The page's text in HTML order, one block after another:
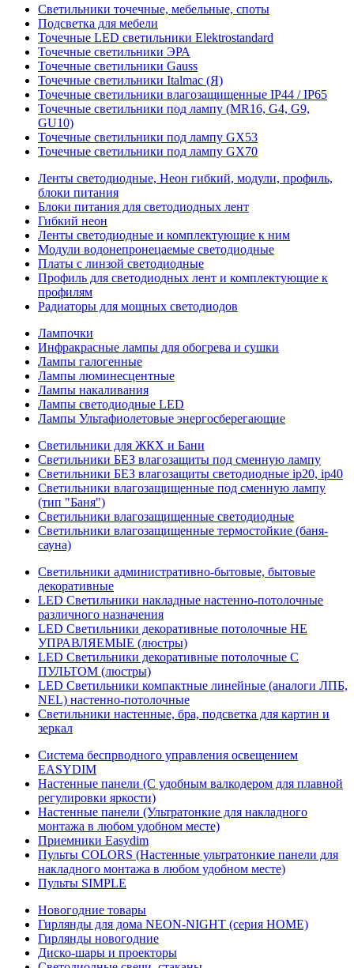
Светильники точечные, мебельные, споты
Подсветка для мебели
Точечные LED светильники Elektrostandard
Точечные светильники ЭРА
Точечные светильники Gauss
Точечные светильники Italmac (Я)
Точечные светильники влагозащищенные IP44 / IP65
Точечные светильники под лампу (MR16, G4, G9,
GU10)
Точечные светильники под лампу GX53
Точечные светильники под лампу GX70
Ленты светодиодные, Неон гибкий, модули, профиль,
блоки питания
Блоки питания для светодиодных лент
Гибкий неон
Ленты светодиодные и комплектующие к ним
Модули водонепронецаемые светодиодные
Платы с линзой светодиодные
Профиль для светодиодных лент и комплектующие к
профилям
Радиаторы для мощных светодиодов
Лампочки
Инфракрасные лампы для обогрева и сушки
Лампы галогенные
Лампы люминесцентные
Лампы накаливания
Лампы светодиодные LED
Лампы Ультафиолетовые энергосберегающие
Светильники для ЖКХ и Бани
Светильники БЕЗ влагозащиты под сменную лампу
Светильники БЕЗ влагозащиты светодиодные ip20, ip40
Светильники влагозащищенные под сменную лампу
(тип "Баня")
Светильники влагозащищенные светодиодные
Светильники влагозащищенные термостойкие (баня-
сауна)
Светильники административно-бытовые, бытовые
декоративные
LED Cветильники накладные настенно-потолочные
различного назначения
LED Светильники декоративные потолочные НЕ
УПРАВЛЯЕМЫЕ (люстры)
LED Светильники декоративные потолочные С
ПУЛЬТОМ (люстры)
LED Светильники компактные линейные (аналоги ЛПБ,
NEL) настенно-потолочные
Светильники настенные, бра, подсветка для картин и
зеркал
Система беспрводного управления освещением
EASYDIM
Настенные панели (С удобным валкодером для плавной
регулировки яркости)
Настенные панели (Ультратонкие для накладного
монтажа в любом удобном месте)
Приемники Easydim
Пульты COLORS (Настенные ультратонкие панели для
накладного монтажа в любом удобном месте)
Пульты SIMPLE
Новогодние товары
Гирлянды для дома NEON-NIGHT (серия HOME)
Гирлянды новогодние
Диско-шары и проекторы